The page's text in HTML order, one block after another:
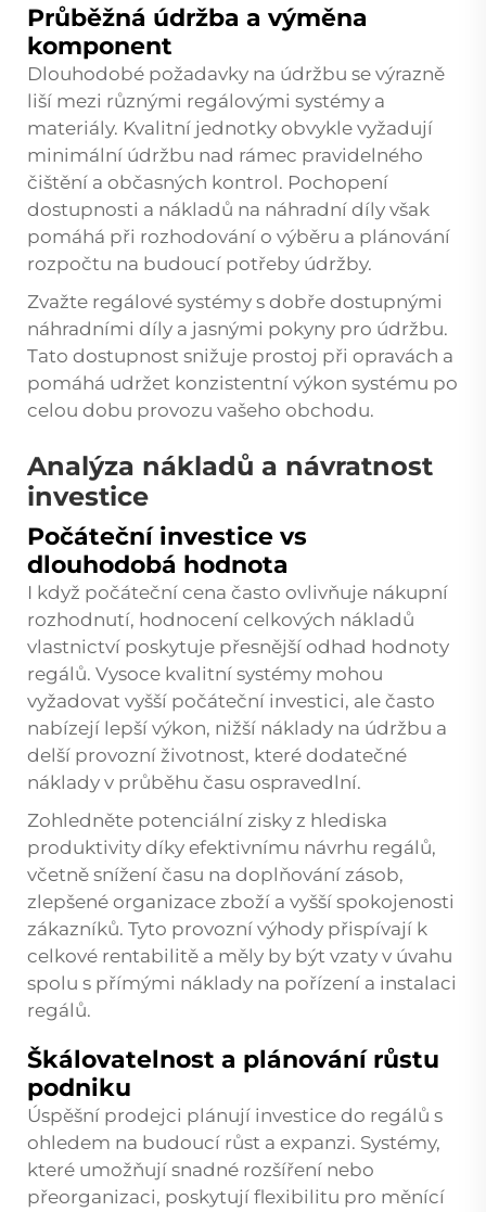
Průběžná údržba a výměna
komponent
Dlouhodobé požadavky na údržbu se výrazně
liší mezi různými regálovými systémy a
materiály. Kvalitní jednotky obvykle vyžadují
minimální údržbu nad rámec pravidelného
čištění a občasných kontrol. Pochopení
dostupnosti a nákladů na náhradní díly však
pomáhá při rozhodování o výběru a plánování
rozpočtu na budoucí potřeby údržby.
Zvažte regálové systémy s dobře dostupnými
náhradními díly a jasnými pokyny pro údržbu.
Tato dostupnost snižuje prostoj při opravách a
pomáhá udržet konzistentní výkon systému po
celou dobu provozu vašeho obchodu.
Analýza nákladů a návratnost
investice
Počáteční investice vs
dlouhodobá hodnota
I když počáteční cena často ovlivňuje nákupní
rozhodnutí, hodnocení celkových nákladů
vlastnictví poskytuje přesnější odhad hodnoty
regálů. Vysoce kvalitní systémy mohou
vyžadovat vyšší počáteční investici, ale často
nabízejí lepší výkon, nižší náklady na údržbu a
delší provozní životnost, které dodatečné
náklady v průběhu času ospravedlní.
Zohledněte potenciální zisky z hlediska
produktivity díky efektivnímu návrhu regálů,
včetně snížení času na doplňování zásob,
zlepšené organizace zboží a vyšší spokojenosti
zákazníků. Tyto provozní výhody přispívají k
celkové rentabilitě a měly by být vzaty v úvahu
spolu s přímými náklady na pořízení a instalaci
regálů.
Škálovatelnost a plánování růstu
podniku
Úspěšní prodejci plánují investice do regálů s
ohledem na budoucí růst a expanzi. Systémy,
které umožňují snadné rozšíření nebo
přeorganizaci, poskytují flexibilitu pro měnící